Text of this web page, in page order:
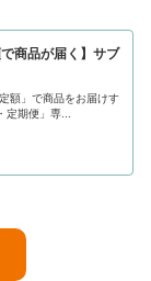
商品が届く】サブ
額」で商品をお届けす
定期便」専...